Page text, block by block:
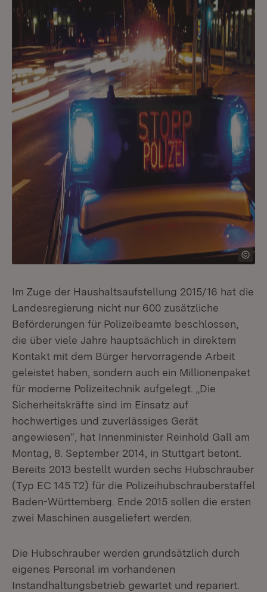
Im Zuge der Haushaltsaufstellung 2015/16 hat die
Landesregierung nicht nur 600 zusätzliche
Beförderungen für Polizeibeamte beschlossen,
die über viele Jahre hauptsächlich in direktem
Kontakt mit dem Bürger hervorragende Arbeit
geleistet haben, sondern auch ein Millionenpaket
für moderne Polizeitechnik aufgelegt. „Die
Sicherheitskräfte sind im Einsatz auf
hochwertiges und zuverlässiges Gerät
angewiesen“, hat Innenminister Reinhold Gall am
Montag, 8. September 2014, in Stuttgart betont.
Bereits 2013 bestellt wurden sechs Hubschrauber
(Typ EC 145 T2) für die Polizeihubschrauberstaffel
Baden-Württemberg. Ende 2015 sollen die ersten
zwei Maschinen ausgeliefert werden.
Die Hubschrauber werden grundsätzlich durch
eigenes Personal im vorhandenen
Instandhaltungsbetrieb gewartet und repariert.